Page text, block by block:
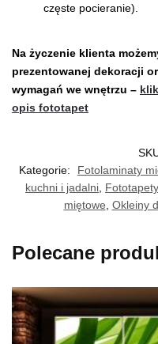
częste pocieranie).
Na życzenie klienta
prezentowanej dekoracji
wymagań we wnętrzu –
opis fototapet
Kategorie:
Fotolaminaty
kuchni i jadalni
miętowe Okleiny
Polecane